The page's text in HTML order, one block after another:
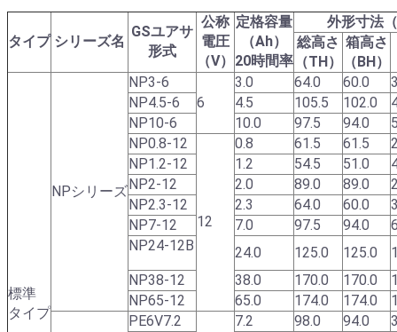
タイプ シリーズ名
GSユアサ
形式
公称
電圧
（V）
定格容量
（Ah）
20時間率
外形寸法
総高さ
（TH）
箱高さ
（BH）
標準
タイプ
NPシリーズ
NP3-6
6
3.0 64.0 60.0
NP4.5-6
4.5 105.5 102.0
NP10-6
10.0 97.5 94.0
NP0.8-12
12
0.8 61.5 61.5
NP1.2-12
1.2 54.5 51.0
NP2-12
2.0 89.0 89.0
NP2.3-12
2.3 64.0 60.0
NP7-12
7.0 97.5 94.0
NP24-12B
24.0 125.0 125.0
NP38-12
38.0 170.0 170.0
NP65-12
65.0 174.0 174.0
PE6V7.2
7.2 98.0 94.0